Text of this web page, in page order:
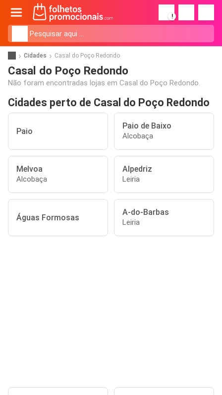
!
Cidades Casal do Poço Redondo
Casal do Poço Redondo
Não foram encontradas lojas em Casal do Poço Redondo.
Cidades perto de Casal do Poço Redondo
Paio
Paio de Baixo
Alcobaça
Melvoa
Alcobaça
Alpedriz
Leiria
Águas Formosas
A-do-Barbas
Leiria